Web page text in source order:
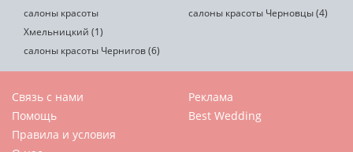
салоны красоты
Хмельницкий (1)
салоны красоты Черновцы (4)
салоны красоты Чернигов (6)
Связь с нами
Помощь
Правила и условия
Реклама
Best Wedding